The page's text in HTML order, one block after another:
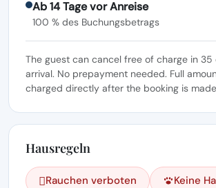
Ab 14 Tage vor Anreise
100 % des Buchungsbetrags
The guest can cancel free of charge in
arrival. No prepayment needed. Full
charged directly after the booking is
Hausregeln
Rauchen verboten Keine